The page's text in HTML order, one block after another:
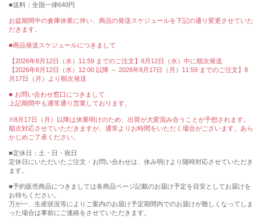
送料：全国一律640円
お盆期間中の倉庫休業に伴い、商品の発送スケジュールを下記の通り変更させていた
だきます。
■商品発送スケジュールにつきまして
【2026年8月12日（水）11:59 までのご注文】8月12日（水）中に順次発送
【2026年8月12日（水）12:00 以降 ～ 2026年8月17日（月）11:59 までのご注文】8
月17日（月）より順次発送
■ お問い合わせ窓口につきまして
上記期間中も通常通り営業しております。
※8月17日（月）以降は休業明けのため、出荷が大変混み合うことが予想されます。
順次対応させていただきますが、通常よりお時間をいただく場合がございます。あら
かじめご了承ください。
■定休日：土・日・祝日
定休日にいただいたご注文・お問い合わせは、休み明けより随時対応させていただき
ます。
■予約販売商品につきましては各商品ページ記載のお届け予定を目安としてお届けを
お待ちください。
万が一、生産状況等によりご案内のお届け予定期間内でのお届けが難しくなってしま
った場合は事前にご連絡をさせていただきます。